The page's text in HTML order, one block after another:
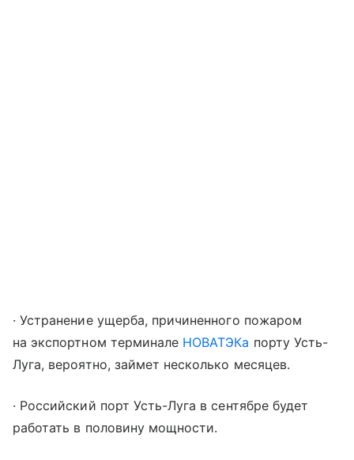
· Устранение ущерба, причиненного пожаром
на экспортном терминале НОВАТЭКа порту Усть-
Луга, вероятно, займет несколько месяцев.
· Российский порт Усть-Луга в сентябре будет
работать в половину мощности.